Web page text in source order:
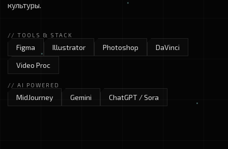
культуры.
// TOOLS & STACK
Figma Illustrator Photoshop DaVinci
Video Proc
// AI POWERED
MidJourney Gemini ChatGPT / Sora